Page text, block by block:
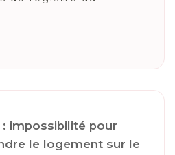
impossibilité pour
le logement sur le